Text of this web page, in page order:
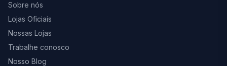
Sobre nós
Lojas Oficiais
Nossas Lojas
Trabalhe conosco
Nosso Blog